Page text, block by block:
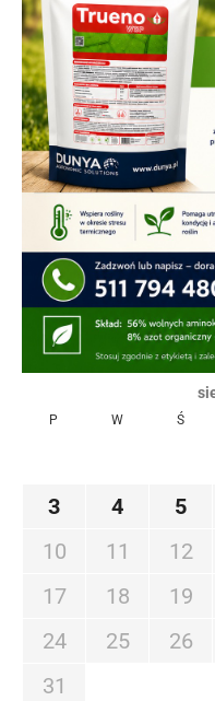
P W Ś
3
4 5
10
11 12
17
18 19
24
25 26
31